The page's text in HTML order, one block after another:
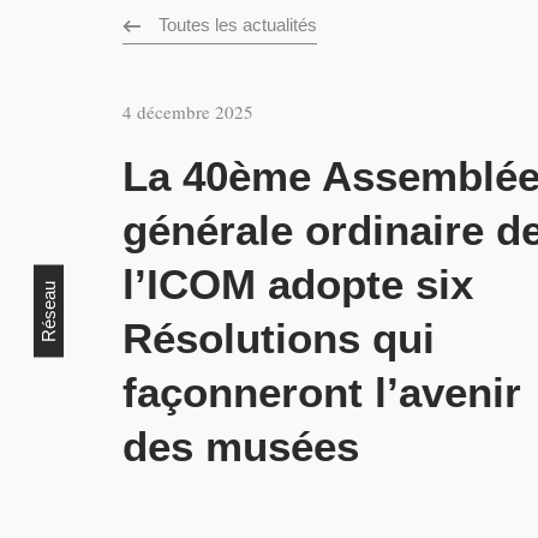
Toutes les actualités
4 décembre 2025
Réseau
La 40ème
générale ordinaire
l’ICOM adopte six
Résolutions qui
façonneront l’avenir
des musées